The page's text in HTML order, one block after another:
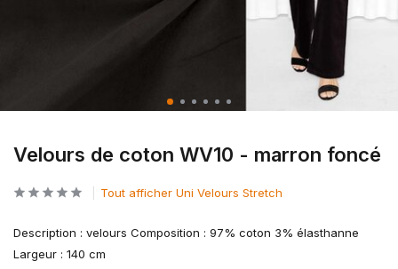
Velours de coton WV10 - marron foncé
Tout afficher Uni Velours Stretch
Description : velours Composition : 97% coton 3% élasthanne
Largeur : 140 cm